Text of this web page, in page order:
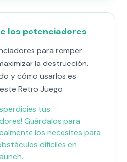
los potenciadores
para romper
la destrucción.
y cómo usarlos es
Retro Juego.
tus
Guárdalos para
los necesites para
difíciles en